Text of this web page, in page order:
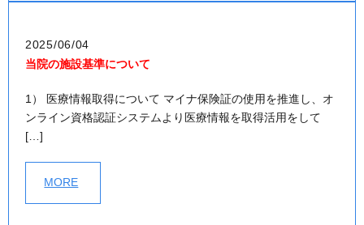
2025/06/04
当院の施設基準について
1） 医療情報取得について マイナ保険証の使用を推進し、オ
ンライン資格認証システムより医療情報を取得活用をして
[…]
MORE